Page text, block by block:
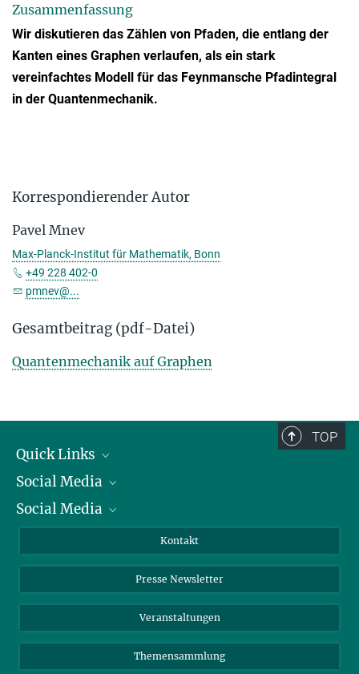
Zusammenfassung
Wir diskutieren das Zählen von Pfaden, die entlang der
Kanten eines Graphen verlaufen, als ein stark
vereinfachtes Modell für das Feynmansche Pfadintegral
in der Quantenmechanik.
Korrespondierender Autor
Pavel Mnev
Max-Planck-Institut für Mathematik, Bonn
+49 228 402-0
pmnev@...
Gesamtbeitrag (pdf-Datei)
Quantenmechanik auf Graphen
TOP
Quick Links
Präsident
Zahlen und Fakten
Meldestelle Fehlverhalten
Social Media
Bluesky
Social Media
YouTube
Kontakt
Presse Newsletter
Veranstaltungen
Themensammlung